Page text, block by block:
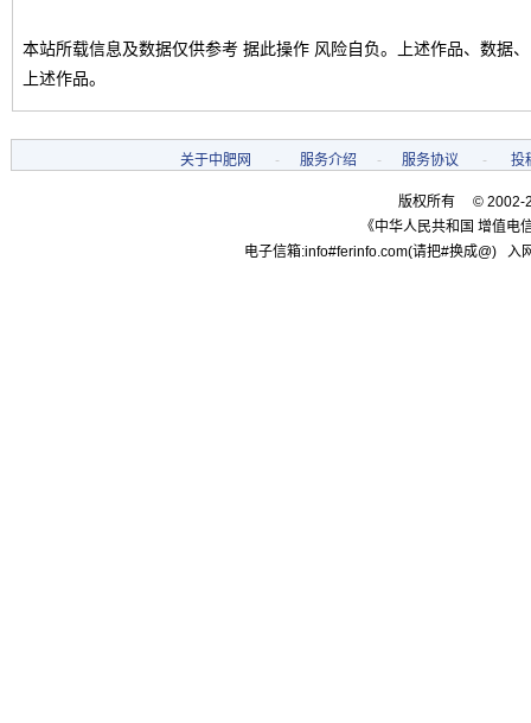
本站所载信息及数据仅供参考 据此操作 风险自负。上述作品、数据
上述作品。
关于中肥网 - 服务介绍 - 服务协议 - 投
版权所有 © 2002-
《中华人民共和国 增值电
电子信箱:info#ferinfo.com(请把#换成@)